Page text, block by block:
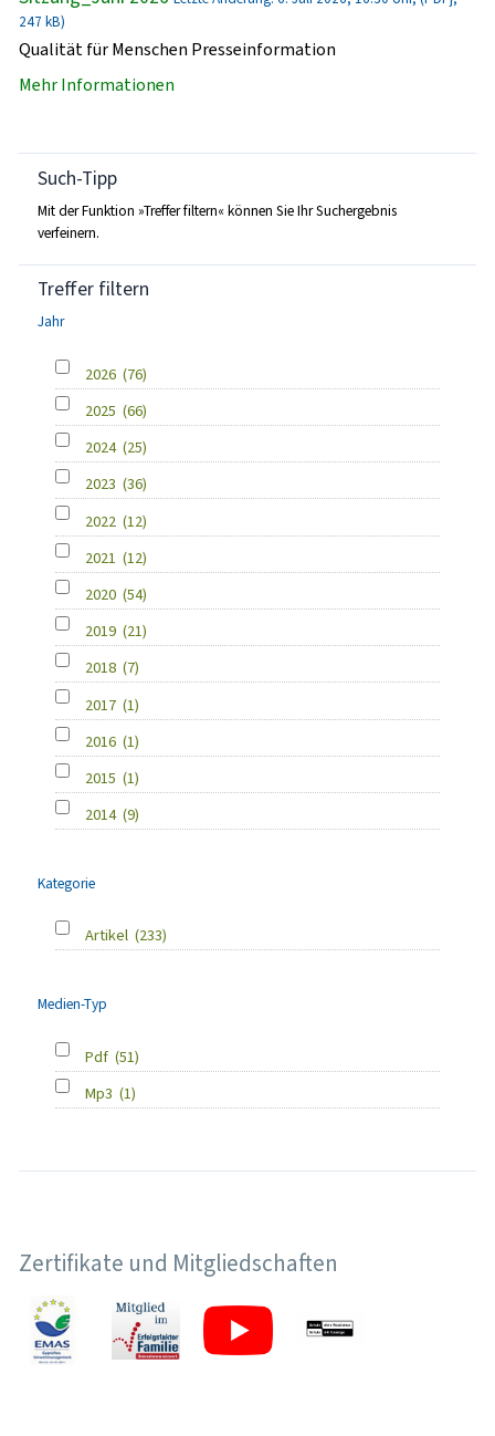
247 kB)
Qualität für Menschen Presseinformation
Mehr Informationen
Such-Tipp
Mit der Funktion »Treffer filtern« können Sie Ihr Suchergebnis
verfeinern.
Treffer filtern
Jahr
2026 (76)
2025 (66)
2024 (25)
2023 (36)
2022 (12)
2021 (12)
2020 (54)
2019 (21)
2018 (7)
2017 (1)
2016 (1)
2015 (1)
2014 (9)
Kategorie
Artikel (233)
Medien-Typ
Pdf (51)
Mp3 (1)
Zertifikate und Mitgliedschaften